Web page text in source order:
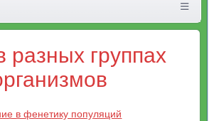
группах
в фенетику популяций